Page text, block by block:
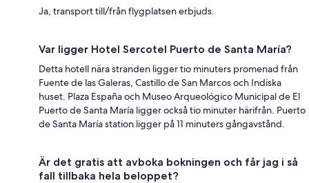
Ja, transport till/från flygplatsen erbjuds.
Var ligger Hotel Sercotel Puerto de Santa María?
Detta hotell nära stranden ligger tio minuters promenad från
Fuente de las Galeras, Castillo de San Marcos och Indiska
huset. Plaza España och Museo Arqueológico Municipal de El
Puerto de Santa María ligger också tio minuter härifrån. Puerto
de Santa María station ligger på 11 minuters gångavstånd.
Är det gratis att avboka bokningen och får jag i så
fall tillbaka hela beloppet?